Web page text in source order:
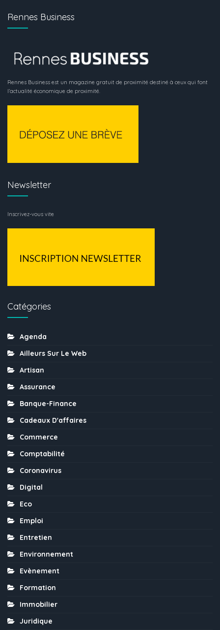
Rennes Business
Rennes Business est un magazine gratuit de proximité destiné à ceux qui font
l’actualité économique de proximité.
Newsletter
Inscrivez-vous vite
Catégories
Agenda
Ailleurs Sur Le Web
Artisan
Assurance
Banque-Finance
Cadeaux D'affaires
Commerce
Comptabilité
Coronavirus
Digital
Eco
Emploi
Entretien
Environnement
Evènement
Formation
Immobilier
Juridique